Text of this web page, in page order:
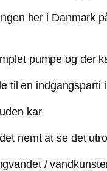
her i Danmark
pumpe og der
til en indgangsparti
nemt at se det